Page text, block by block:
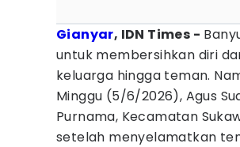
Gianyar, IDN Times -
untuk membersihkan diri
keluarga hingga teman.
Minggu (5/6/2026), Agus
Purnama, Kecamatan
setelah menyelamatkan